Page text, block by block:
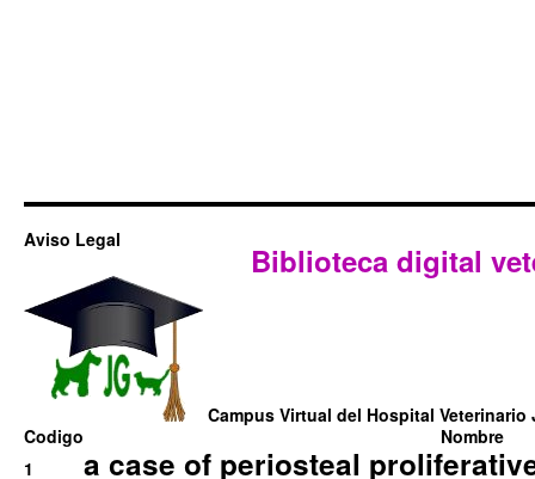
Aviso Legal
Biblioteca digital
Campus Virtual del Hospital Veterinario
Codigo
Nombre
1
a case of periosteal